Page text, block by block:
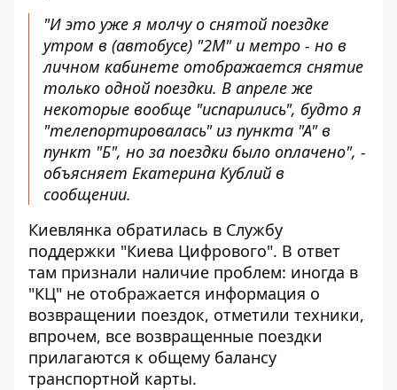
"И это уже я молчу о снятой поездке
утром в (автобусе) "2М" и метро - но в
личном кабинете отображается снятие
только одной поездки. В апреле же
некоторые вообще "испарились", будто я
"телепортировалась" из пункта "А" в
пункт "Б", но за поездки было оплачено", -
объясняет Екатерина Кублий в
сообщении.
Киевлянка обратилась в Службу
поддержки "Киева Цифрового". В ответ
там признали наличие проблем: иногда в
"КЦ" не отображается информация о
возвращении поездок, отметили техники,
впрочем, все возвращенные поездки
прилагаются к общему балансу
транспортной карты.